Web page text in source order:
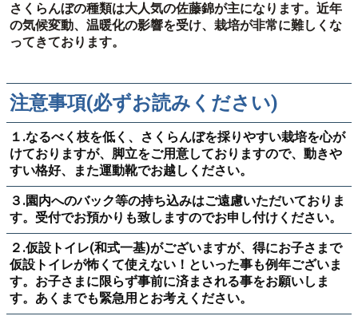
さくらんぼの種類は大人気の佐藤錦が主になります。近年
の気候変動、温暖化の影響を受け、栽培が非常に難しくな
ってきております。
注意事項(必ずお読みください)
１.なるべく枝を低く、さくらんぼを採りやすい栽培を心が
けておりますが、脚立をご用意しておりますので、動きや
すい格好、また運動靴でお越しください。
３.園内へのバック等の持ち込みはご遠慮いただいておりま
す。受付でお預かりも致しますのでお申し付けください。
２.仮設トイレ(和式一基)がございますが、得にお子さまで
仮設トイレが怖くて使えない！といった事も例年ございま
す。お子さまに限らず事前に済まされる事をお願いしま
す。あくまでも緊急用とお考えください。